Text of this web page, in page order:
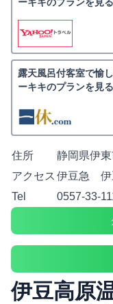
露天風呂付客室で
ーキキのプランを見る
住所
静岡県伊
アクセス 伊豆急 伊
Tel
0557-33-
伊豆高原